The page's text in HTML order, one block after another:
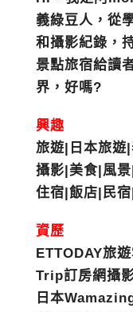
義綠豆人，從
和攝影紀錄，
景點旅宿給讀
界，好嗎?
興趣
旅遊|日本旅遊
攝影|美食|風
住宿|飯店|民
資歷
ETTODAY旅
Trip訂房網攝
日本